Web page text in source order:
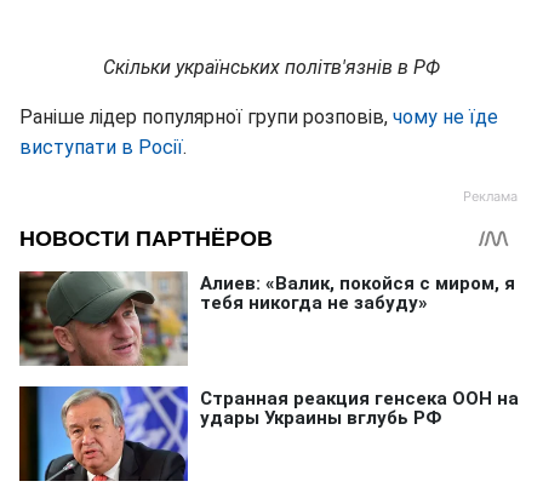
Скільки українських політв'язнів в РФ
Раніше лідер популярної групи розповів, чому не їде
виступати в Росії.